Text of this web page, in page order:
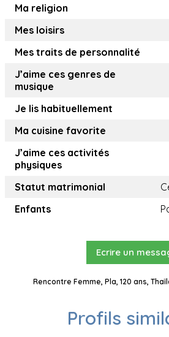
Ma religion
Mes loisirs
Mes traits de personnalité
J’aime ces genres de
musique
Je lis habituellement
Ma cuisine favorite
J’aime ces activités
physiques
Statut matrimonial
Enfants
Ecrire un
Rencontre Femme, Pla, 120 ans,
Profils